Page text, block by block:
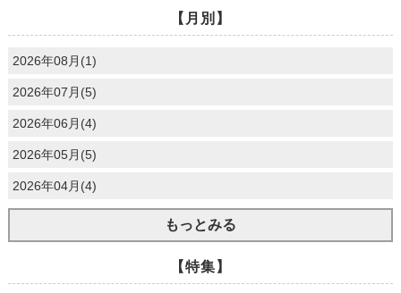
【月別】
2026年08月(1)
2026年07月(5)
2026年06月(4)
2026年05月(5)
2026年04月(4)
もっとみる
【特集】